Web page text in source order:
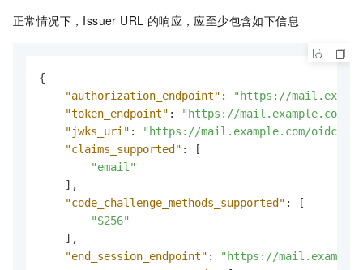
正常情况下，Issuer URL 的响应，应至少包含如下信息
{
"authorization_endpoint" :
"https://
"token_endpoint" :
"https://mail.example.com/
"jwks_uri" :
"https://mail.example.com/oidc/
"claims_supported" :
[
"email"
] ,
"code_challenge_methods_supported" :
[
"S256"
] ,
"end_session_endpoint" :
"https://